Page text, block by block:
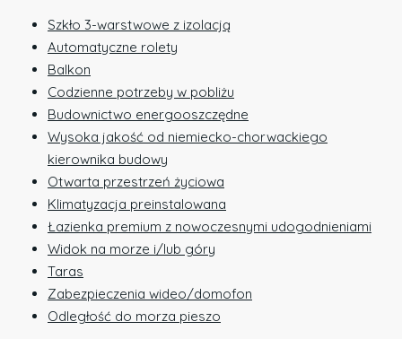
Szkło 3-warstwowe z izolacją
Automatyczne rolety
Balkon
Codzienne potrzeby w pobliżu
Budownictwo energooszczędne
Wysoka jakość od niemiecko-chorwackiego
kierownika budowy
Otwarta przestrzeń życiowa
Klimatyzacja preinstalowana
Łazienka premium z nowoczesnymi udogodnieniami
Widok na morze i/lub góry
Taras
Zabezpieczenia wideo/domofon
Odległość do morza pieszo